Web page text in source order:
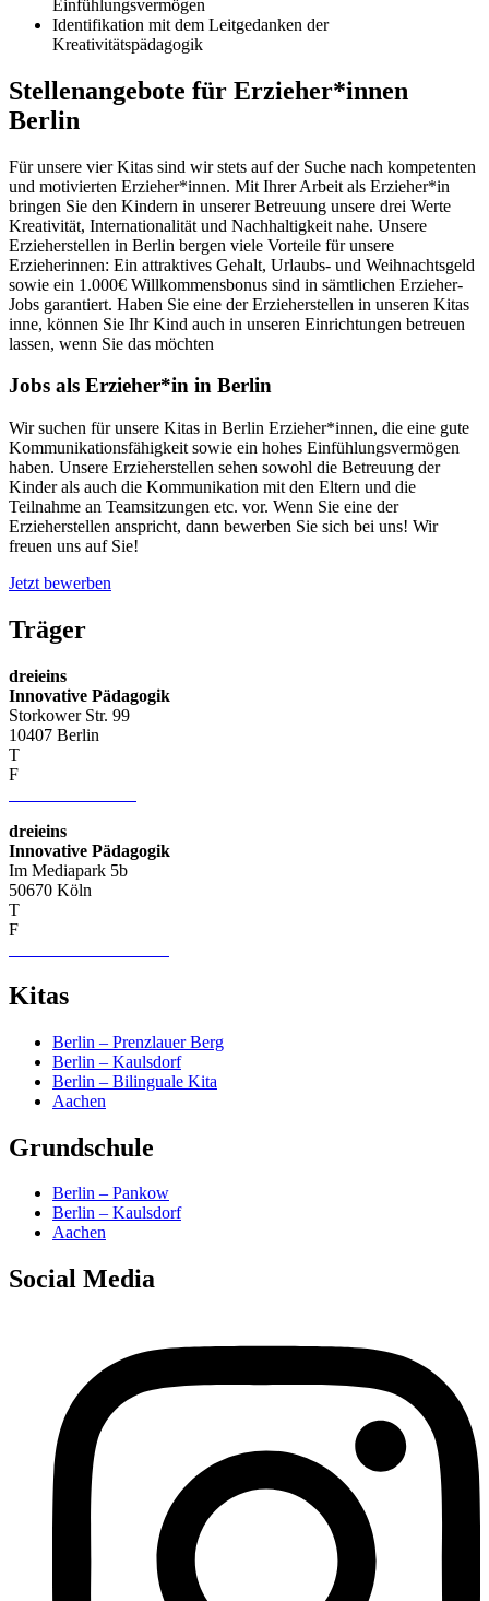
Einfühlungsvermögen
Identifikation mit dem Leitgedanken der
Kreativitätspädagogik
Stellenangebote für Erzieher*innen
Berlin
Für unsere vier Kitas sind wir stets auf der Suche nach kompetenten
und motivierten Erzieher*innen. Mit Ihrer Arbeit als Erzieher*in
bringen Sie den Kindern in unserer Betreuung unsere drei Werte
Kreativität, Internationalität und Nachhaltigkeit nahe. Unsere
Erzieherstellen in Berlin bergen viele Vorteile für unsere
Erzieherinnen: Ein attraktives Gehalt, Urlaubs- und Weihnachtsgeld
sowie ein 1.000€ Willkommensbonus sind in sämtlichen Erzieher-
Jobs garantiert. Haben Sie eine der Erzieherstellen in unseren Kitas
inne, können Sie Ihr Kind auch in unseren Einrichtungen betreuen
lassen, wenn Sie das möchten
Jobs als Erzieher*in in Berlin
Wir suchen für unsere Kitas in Berlin Erzieher*innen, die eine gute
Kommunikationsfähigkeit sowie ein hohes Einfühlungsvermögen
haben. Unsere Erzieherstellen sehen sowohl die Betreuung der
Kinder als auch die Kommunikation mit den Eltern und die
Teilnahme an Teamsitzungen etc. vor. Wenn Sie eine der
Erzieherstellen anspricht, dann bewerben Sie sich bei uns! Wir
freuen uns auf Sie!
Jetzt bewerben
Träger
dreieins
Innovative Pädagogik
Storkower Str. 99
10407 Berlin
T
F
dreieins
Innovative Pädagogik
Im Mediapark 5b
50670 Köln
T
F
Kitas
Berlin – Prenzlauer Berg
Berlin – Kaulsdorf
Berlin – Bilinguale Kita
Aachen
Grundschule
Berlin – Pankow
Berlin – Kaulsdorf
Aachen
Social Media